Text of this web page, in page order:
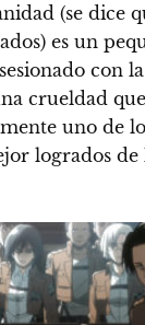
(se dice
es un
con
crueldad
uno de
logrados de